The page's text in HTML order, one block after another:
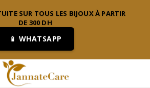
SUR TOUS LES BIJOUX À PARTIR
DE 300 DH
📱 WHATSAPP